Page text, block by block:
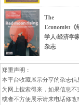
The
Economist《
学人/经济学家
杂志
郑重声明：
本平台收藏展示分享的杂志信
为网上搜索得来，如果信息不
或者不方便展示请来电话修改